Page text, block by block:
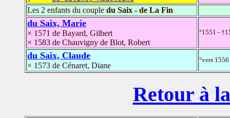
Les 2 enfants du couple du Saix - de La Fin
du Saix, Marie
× 1571 de Bayard, Gilbert
× 1583 de Chauvigny de Blot, Robert
°1551 -
du Saix, Claude
× 1573 de Cénaret, Diane
°vers
Retour à